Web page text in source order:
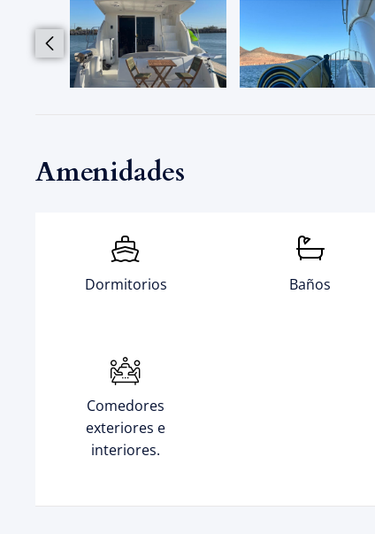
Amenidades
Dormitorios Baños
Comedores
exteriores e
interiores.